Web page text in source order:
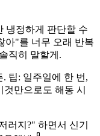
냉정하게 판단할 수
아"를 너무 오래 반복
직히 말할게.
팁: 일주일에 한 번,
만으로도 해동 시
러지?" 하면서 신기